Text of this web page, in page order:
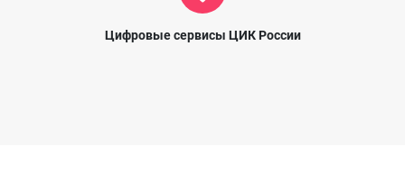
Цифровые сервисы ЦИК России